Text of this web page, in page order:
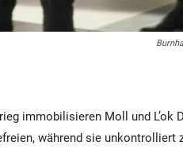
immobilisieren Moll und L’ok
während sie unkontrolliert